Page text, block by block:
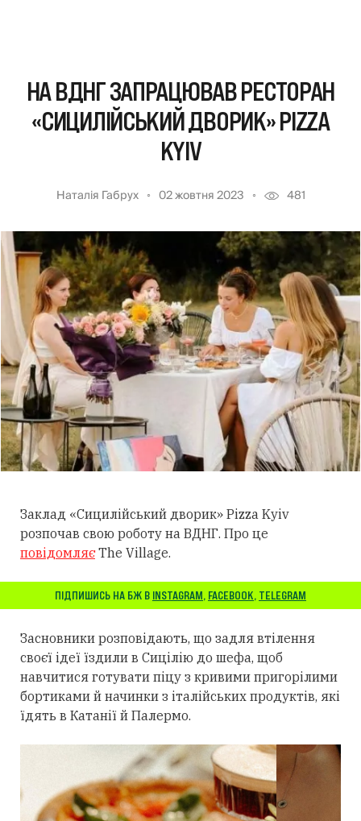
НА ВДНГ ЗАПРАЦЮВАВ РЕСТОРАН
«СИЦИЛІЙСЬКИЙ ДВОРИК» PIZZA
KYIV
Наталія Габрух 02 жовтня 2023 481
Заклад «Сицилійський дворик» Pizza Kyiv
розпочав свою роботу на ВДНГ. Про це
повідомляєThe Village.
ПІДПИШИСЬ НА БЖ В INSTAGRAM, FACEBOOK, TELEGRAM
Засновники розповідають, що задля втілення
своєї ідеї їздили в Сицілію до шефа, щоб
навчитися готувати піцу з кривими пригорілими
бортиками й начинки з італійських продуктів, які
їдять в Катанії й Палермо.